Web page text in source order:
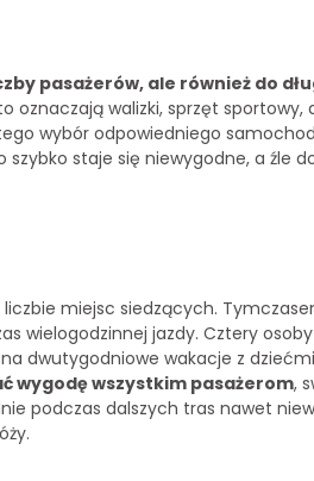
pasażerów, ale również do
oznaczają walizki, sprzęt sportowy,
wybór odpowiedniego
staje się niewygodne, a źle
miejsc siedzących.
wielogodzinnej jazdy. Cztery
dwutygodniowe wakacje z
wygodę wszystkim pasażerom,
podczas dalszych tras nawet